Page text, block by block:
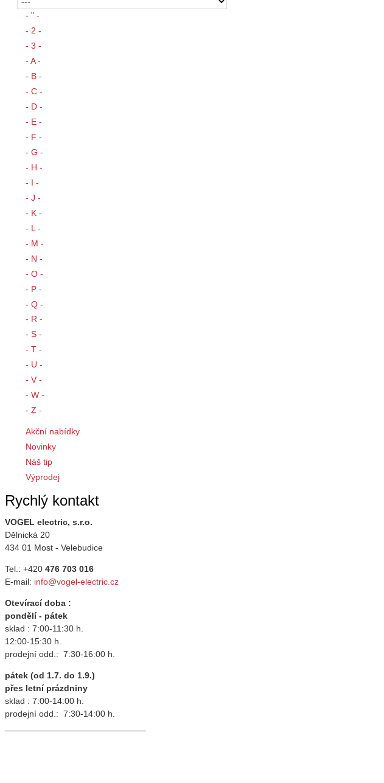
- " -
- 2 -
- 3 -
- A -
- B -
- C -
- D -
- E -
- F -
- G -
- H -
- I -
- J -
- K -
- L -
- M -
- N -
- O -
- P -
- Q -
- R -
- S -
- T -
- U -
- V -
- W -
- Z -
Akční nabídky
Novinky
Náš tip
Výprodej
Rychlý kontakt
VOGEL electric, s.r.o.
Dělnická 20
434 01 Most - Velebudice
Tel.: +420 476 703 016
E-mail: info@vogel-electric.cz
Otevírací doba :
pondělí - pátek
sklad : 7:00-11:30 h.
12:00-15:30 h.
prodejní odd.: 7:30-16:00 h.
pátek (od 1.7. do 1.9.)
přes letní prázdniny
sklad : 7:00-14:00 h.
prodejní odd.: 7:30-14:00 h.